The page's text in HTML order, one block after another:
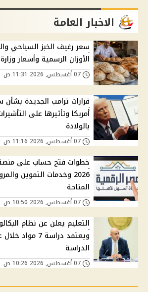
الاخبار العامة
الأوزان الرسمية وأسعار
قرارات ترامب الجديدة
أمريكا وتأثيرها على
بالولادة
خطوات فتح حساب على
2026 وخدمات التموين
المتاحة
التعليم يعلن عن نظام
ويعتمد دراسة 7
الدراسة